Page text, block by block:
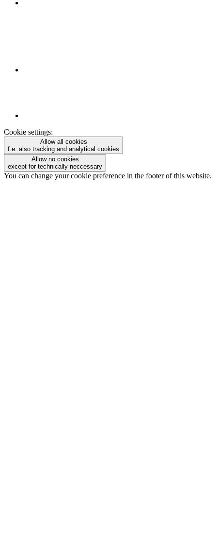
Cookie settings:
Allow all cookies
f.e. also tracking and analytical cookies
Allow no cookies
except for technically neccessary
You can change your cookie preference in the footer of this website.